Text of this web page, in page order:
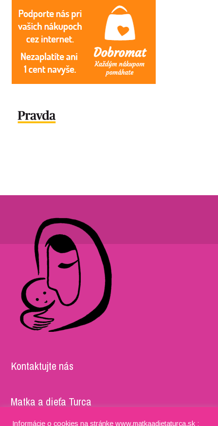
Kontaktujte nás
Matka a dieťa Turca
Informácie o cookies na stránke www.matkaadietaturca.sk :